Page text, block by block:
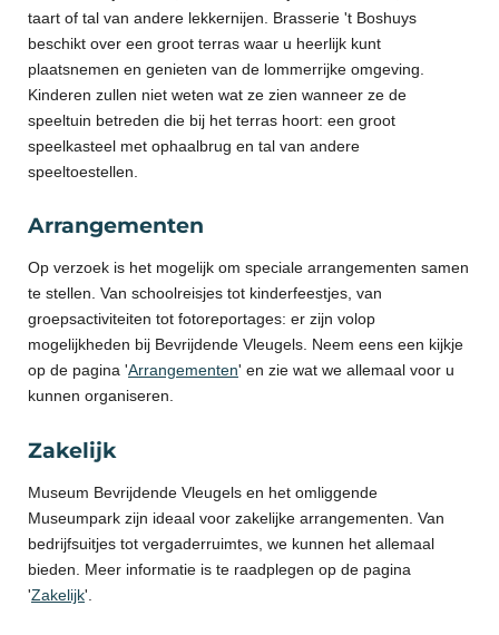
taart of tal van andere lekkernijen. Brasserie 't Boshuys
beschikt over een groot terras waar u heerlijk kunt
plaatsnemen en genieten van de lommerrijke omgeving.
Kinderen zullen niet weten wat ze zien wanneer ze de
speeltuin betreden die bij het terras hoort: een groot
speelkasteel met ophaalbrug en tal van andere
speeltoestellen.
Arrangementen
Op verzoek is het mogelijk om speciale arrangementen samen
te stellen. Van schoolreisjes tot kinderfeestjes, van
groepsactiviteiten tot fotoreportages: er zijn volop
mogelijkheden bij Bevrijdende Vleugels. Neem eens een kijkje
op de pagina 'Arrangementen' en zie wat we allemaal voor u
kunnen organiseren.
Zakelijk
Museum Bevrijdende Vleugels en het omliggende
Museumpark zijn ideaal voor zakelijke arrangementen. Van
bedrijfsuitjes tot vergaderruimtes, we kunnen het allemaal
bieden. Meer informatie is te raadplegen op de pagina
'Zakelijk'.